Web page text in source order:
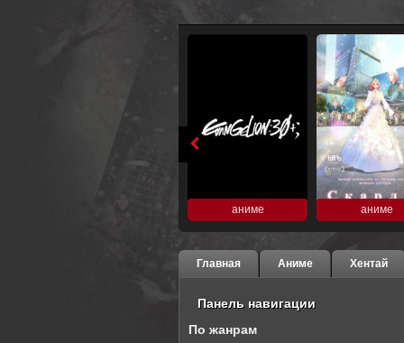
аниме аниме
Главная Аниме Хентай
Панель навигации
По жанрам